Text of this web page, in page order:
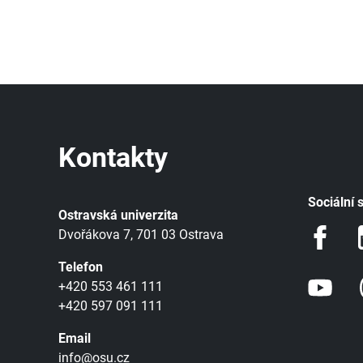
Kontakty
Ostravská univerzita
Dvořákova 7, 701 03 Ostrava
Telefon
+420 553 461 111
+420 597 091 111
Email
info@osu.cz
Sociální